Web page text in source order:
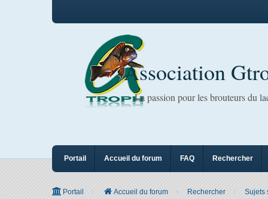
Association
La passion pour les brouteurs du
Portail Accueil du forum FAQ Rechercher
Portail Accueil du forum Rechercher Sujets